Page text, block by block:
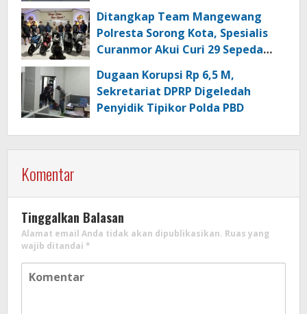
Ditangkap Team Mangewang
Polresta Sorong Kota, Spesialis
Curanmor Akui Curi 29 Sepeda
Dugaan Korupsi Rp 6,5 M,
Sekretariat DPRP Digeledah
Penyidik Tipikor Polda PBD
Komentar
Tinggalkan Balasan
Alamat email Anda tidak akan dipublikasikan. Ruas yang
wajib ditandai *